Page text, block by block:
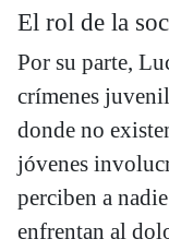
El rol de la
Por su parte,
crímenes
donde no
jóvenes
perciben a
enfrentan al